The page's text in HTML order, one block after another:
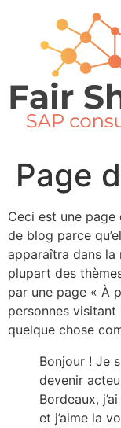
Page
Ceci est une page
de blog parce
apparaîtra dans
plupart des
par une page « À
personnes
quelque chose
Bonjour ! Je
devenir
Bordeaux,
et j’aime la